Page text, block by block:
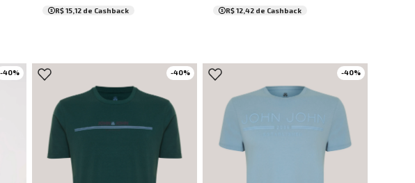
R$ 15,12 de Cashback R$ 12,42 de Cashback
-40% -40% -40%